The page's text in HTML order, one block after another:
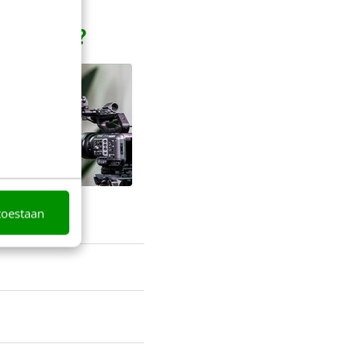
2022?